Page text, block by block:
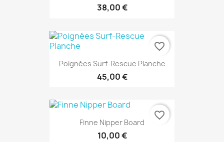
38,00 €
Poignées Surf-Rescue Planche
45,00 €
favorite_border
Finne Nipper Board
10,00 €
favorite_border